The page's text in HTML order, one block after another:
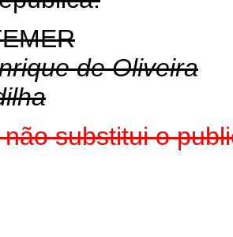
de Oliveira
substitui o